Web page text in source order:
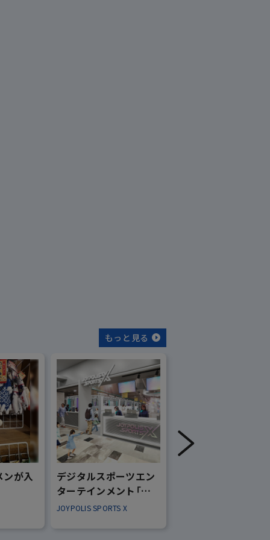
もっと見る
ンが入
デジタルスポーツエン
ターテインメント「ジ
ョイポリススポーツX」
JOYPOLIS SPORTS X